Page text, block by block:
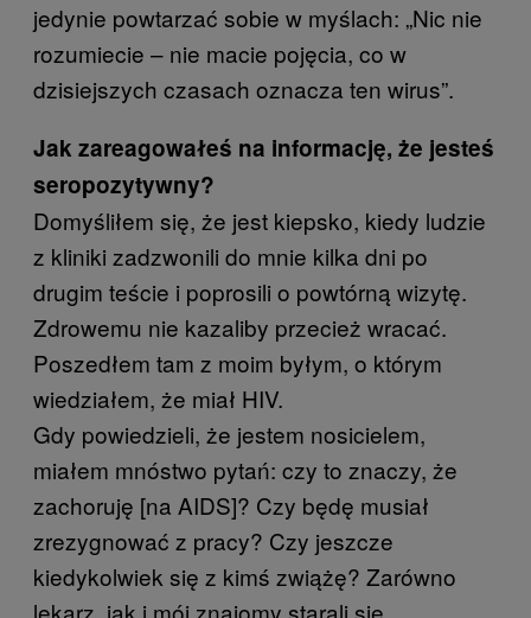
jedynie powtarzać sobie w myślach: „Nic nie
rozumiecie – nie macie pojęcia, co w
dzisiejszych czasach oznacza ten wirus”.
Jak zareagowałeś na informację, że jesteś
seropozytywny?
Domyśliłem się, że jest kiepsko, kiedy ludzie
z kliniki zadzwonili do mnie kilka dni po
drugim teście i poprosili o powtórną wizytę.
Zdrowemu nie kazaliby przecież wracać.
Poszedłem tam z moim byłym, o którym
wiedziałem, że miał HIV.
Gdy powiedzieli, że jestem nosicielem,
miałem mnóstwo pytań: czy to znaczy, że
zachoruję [na AIDS]? Czy będę musiał
zrezygnować z pracy? Czy jeszcze
kiedykolwiek się z kimś zwiążę? Zarówno
lekarz, jak i mój znajomy starali się